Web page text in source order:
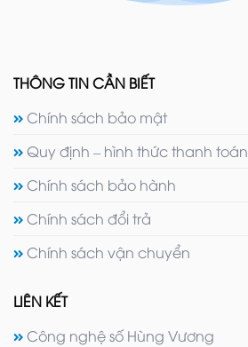
THÔNG TIN CẦN BIẾT
Chính sách bảo mật
Quy định – hình thức thanh toán
Chính sách bảo hành
Chính sách đổi trả
Chính sách vận chuyển
LIÊN KẾT
Công nghệ số Hùng Vương